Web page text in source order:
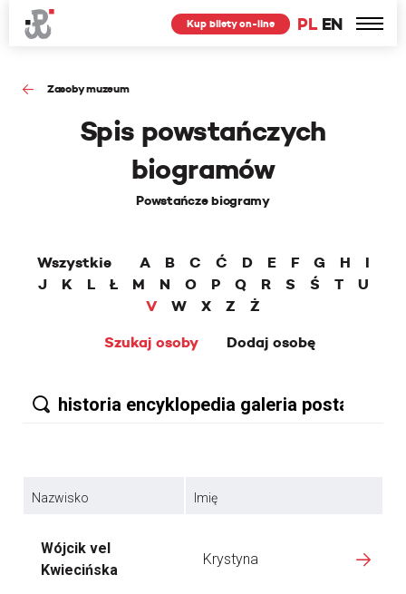
PL EN
Kup bilety on-line
Zasoby muzeum
Spis powstańczych
biogramów
Powstańcze biogramy
Wszystkie A B C Ć D E F G H
I
J
K L Ł M N O P Q R S Ś T
U
V
W X Z
Ż
Szukaj osoby
Dodaj osobę
Nazwisko Imię
Wójcik vel
Kwiecińska
Krystyna